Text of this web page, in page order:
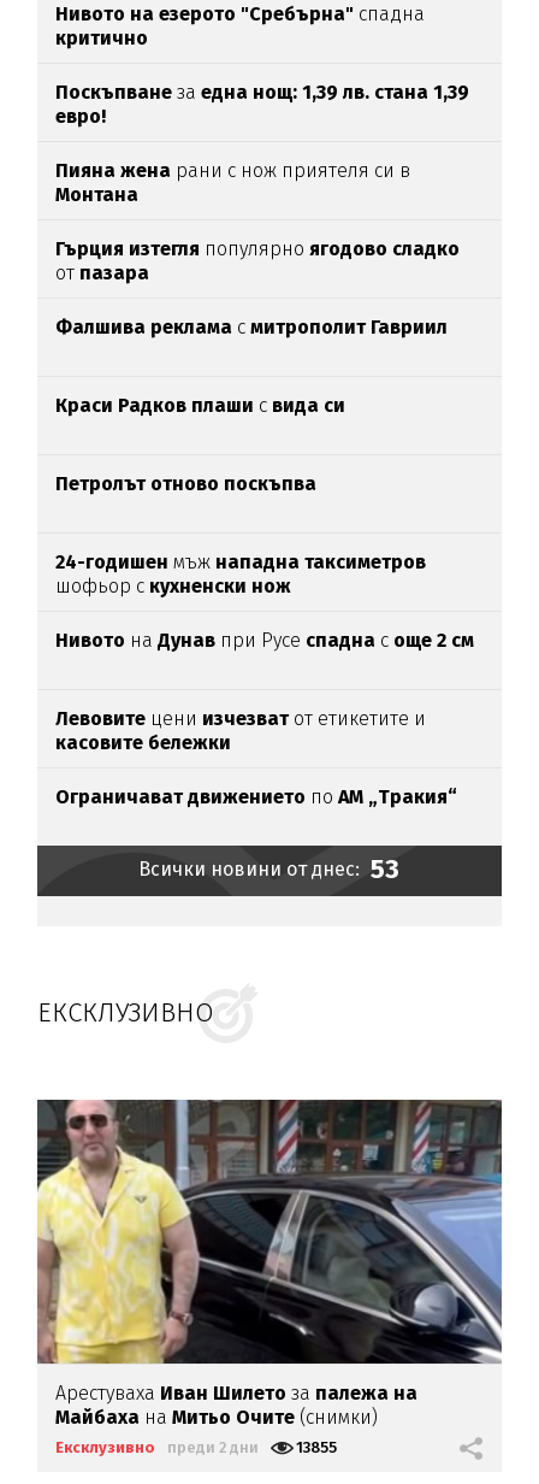
Нивото на езерото "Сребърна" спадна
критично
Поскъпване за една нощ: 1,39 лв. стана 1,39
евро!
Пияна жена рани с нож приятеля си в
Монтана
Гърция изтегля популярно ягодово сладко
от пазара
Фалшива реклама смитрополит Гавриил
Краси Радков плаши с вида си
Петролът отново поскъпва
24-годишенмъж нападна таксиметров
шофьор с кухненски нож
Нивото наДунав при Русе спадна с още 2 см
Левовите цени изчезват от етикетите и
касовите бележки
Ограничават движението поАМ „Тракия“
Всички новини от днес: 53
ЕКСКЛУЗИВНО
Арестуваха Иван Шилетоза палежа на
Майбаха наМитьо Очите (снимки)
Ексклузивно преди 2 дни 13855